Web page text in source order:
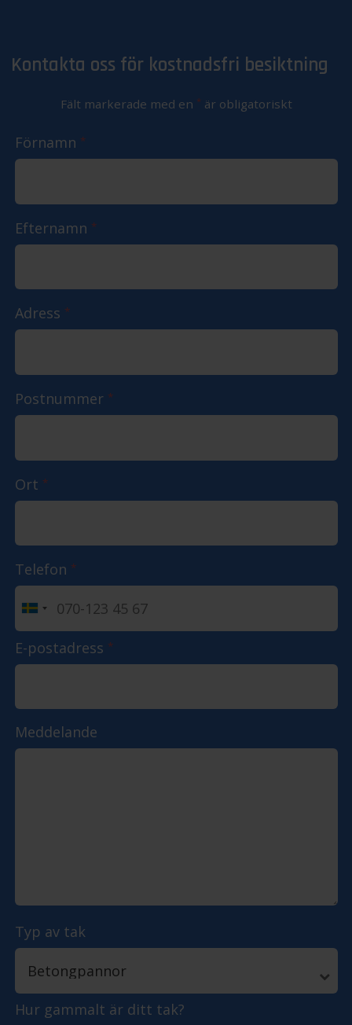
Kontakta oss för kostnadsfri besiktning
Fält markerade med en * är obligatoriskt
Förnamn *
Efternamn *
Adress *
Postnummer *
Ort *
Telefon *
E-postadress *
Meddelande
Typ av tak
Hur gammalt är ditt tak?